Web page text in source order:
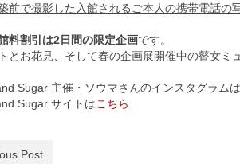
前で撮影した入館されるご本人の携帯電話の
料割引は2日間の限定企画です。
とお花見、そして春の企画展開催中の瞽女
Sugar 主催・ソウマさんのインスタグラムは
Sugar サイトはこちら
Post